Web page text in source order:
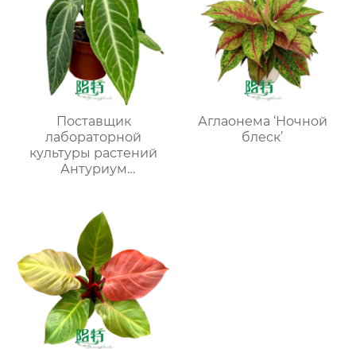
Поставщик
лабораторной
культуры растений
Антуриум
Аглаонема ‘Ночной
блеск’